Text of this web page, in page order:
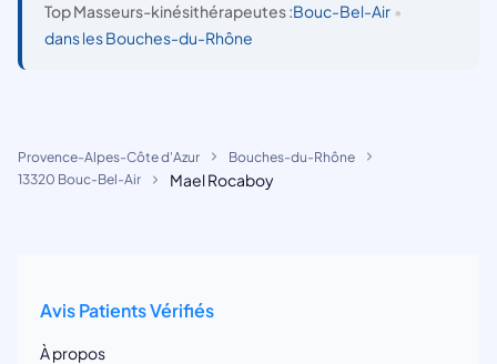
Top Masseurs-kinésithérapeutes :Bouc-Bel-Air •
dans les Bouches-du-Rhône
Provence-Alpes-Côte d'Azur
Bouches-du-Rhône
13320 Bouc-Bel-Air
Mael Rocaboy
Avis Patients Vérifiés
À propos